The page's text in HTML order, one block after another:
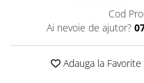
Cod
Ai nevoie de ajutor?
Adauga la Favorite